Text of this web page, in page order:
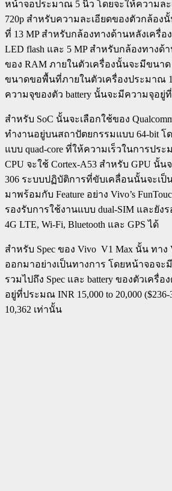
หน้าจอประมาณ 5 นิ้ว โดยจะให้ความล
720p สำหรับความละเอียดของตัวกล้อง
ที่ 13 MP สำหรับกล้องทางด้านหลังเครื่อ
LED flash และ 5 MP สำหรับกล้องทางด้
ของ RAM ภายในตัวเครื่องนั้นจะมีขนา
ขนาดขอพื้นที่ภายในตัวเครื่องประมาณ
ความจุของตัว battery นั้นจะมีความจุอยู่
สำหรับ SoC นั้นจะเลือกใช้ของ
ทำงานอยู่บนสถาปัตยกรรมแบบ 64-bit โ
แบบ quad-core ที่ให้ความเร็วในการประ
CPU จะใช้ Cortex-A53 สำหรับ GPU นั้น
306 ระบบปฏิบัติการที่ขับเคลื่อนนั้นจะเป็น
มาพร้อมกับ Feature อย่าง Vivo’s
รองรับการใช้งานแบบ dual-SIM และยั
4G LTE, Wi-Fi, Bluetooth และ GPS ได้
สำหรับ Spec ของ Vivo V1 Max นั้น ทา
ออกมาอย่างเป็นทางการ โดยหน้าจอจ
รวมไปถึง Spec และ battery ของตัวเครื่
อยู่ที่ประมณ INR 15,000 to 20,000
10,362 เท่านั้น